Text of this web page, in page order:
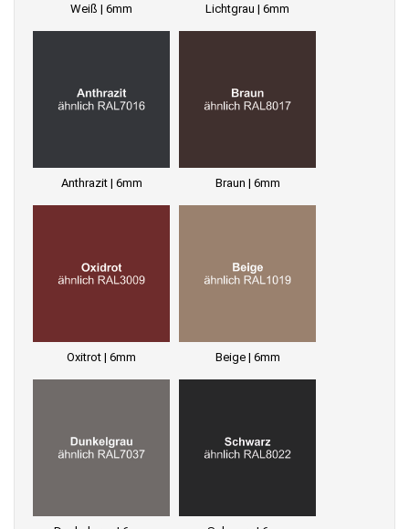
Weiß | 6mm Lichtgrau | 6mm
Anthrazit | 6mm Braun | 6mm
Oxitrot | 6mm Beige | 6mm